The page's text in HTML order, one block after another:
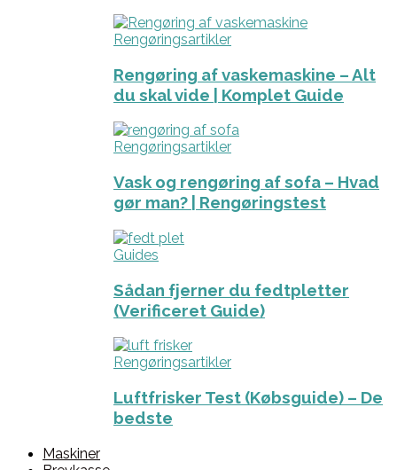
Rengøringsartikler
Rengøring af vaskemaskine – Alt
du skal vide | Komplet Guide
Rengøringsartikler
Vask og rengøring af sofa – Hvad
gør man? | Rengøringstest
Guides
Sådan fjerner du fedtpletter
(Verificeret Guide)
Rengøringsartikler
Luftfrisker Test (Købsguide) – De
bedste
Maskiner